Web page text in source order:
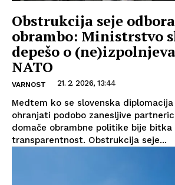
Obstrukcija seje
obrambo: Ministrstvo
depešo o
NATO
VARNOST 21. 2. 2026, 13:44
Medtem ko se slovenska
ohranjati podobo zanesljive
domače obrambne politike bije bitka
transparentnost. Obstrukcija seje...